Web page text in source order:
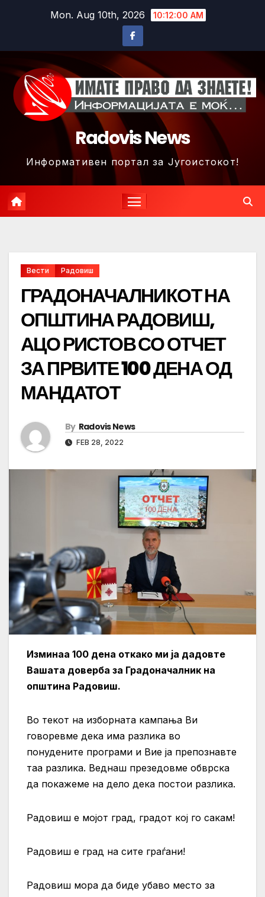
Mon. Aug 10th, 2026 10:12:02 AM
Radovis News
Информативен портал за Југоистокот!
Вести Радовиш
ГРАДОНАЧАЛНИКОТ НА
ОПШТИНА РАДОВИШ,
АЦО РИСТОВ СО ОТЧЕТ
ЗА ПРВИТЕ 100 ДЕНА ОД
МАНДАТОТ
By Radovis News
FEB 28, 2022
Изминаа 100 дена откако ми ја дадовте
Вашата доверба за Градоначалник на
општина Радовиш.
Во текот на изборната кампања Ви
говоревме дека има разлика во
понудените програми и Вие ја препознавте
таа разлика. Веднаш презедовме обврска
да покажеме на дело дека постои разлика.
Радовиш е мојот град, градот кој го сакам!
Радовиш е град на сите граѓани!
Радовиш мора да биде убаво место за